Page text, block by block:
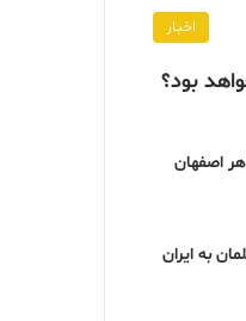
اخبار
بود؟
اصفهان
به ایران